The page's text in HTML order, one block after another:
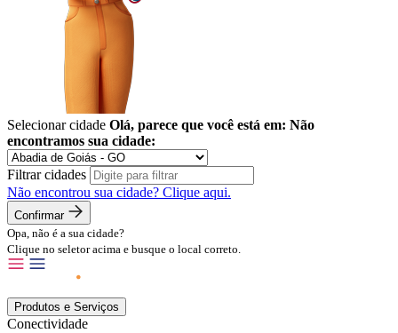
Selecionar cidade Olá, parece que você está em: Não
encontramos sua cidade:
Filtrar cidades
Não encontrou sua cidade? Clique aqui.
Confirmar
Opa, não é a sua cidade?
Clique no seletor acima e busque o local correto.
Produtos e Serviços
Conectividade